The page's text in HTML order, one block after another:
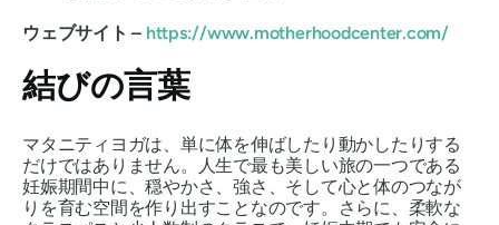
ウェブサイト – https://www.motherhoodcenter.com/
結びの言葉
マタニティヨガは、単に体を伸ばしたり動かしたりする
だけではありません。人生で最も美しい旅の一つである
妊娠期間中に、穏やかさ、強さ、そして心と体のつなが
りを育む空間を作り出すことなのです。さらに、柔軟な